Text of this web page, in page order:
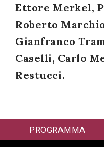
Ettore Merkel,
Roberto
Gianfranco
Caselli, Carlo
Restucci.
PROGRAMMA